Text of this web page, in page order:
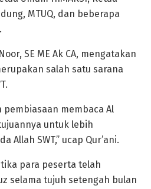
MTUQ, dan beberapa
SE ME Ak CA, mengatakan
salah satu sarana
pembiasaan membaca Al
untuk lebih
Allah SWT,” ucap Qur’ani.
para peserta telah
selama tujuh setengah bulan